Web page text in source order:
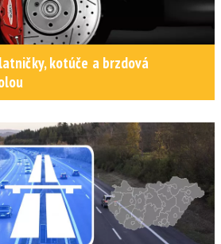
kotúče a brzdová